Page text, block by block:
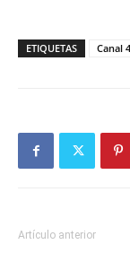
ETIQUETAS Canal
Artículo anterior